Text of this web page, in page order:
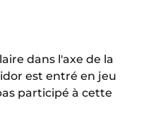
dans l'axe de la
est entré en jeu
participé à cette